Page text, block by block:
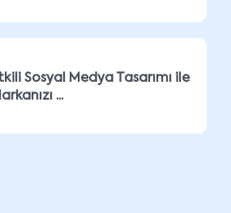
Sosyal Medya Tasarımı ile
...